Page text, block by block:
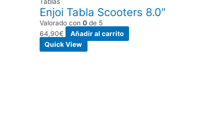
Enjoi Tabla Scooters 8.0″
Valorado con0 de 5
64,90€
Añadir al carrito
Quick View